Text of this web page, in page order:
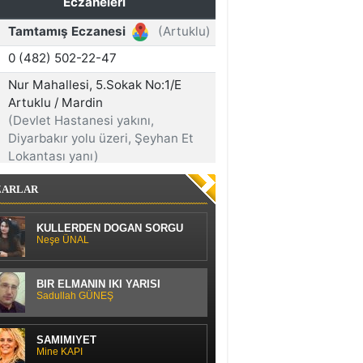
KÜLLERDEN DOĞAN SORGU
Neşe ÜNAL
BİR ELMANIN İKİ YARISI
Sadullah GÜNEŞ
SAMİMİYET
Mine KAPI